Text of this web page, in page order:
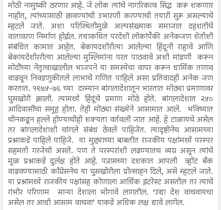
मोठी नामुष्की ठरणार आहे. जे लोक त्यांचे नागरिकत्व सिद्ध करू शकणार
नाहीत, त्यांच्यासाठी छावण्यांची उभारणी करण्याची तयारी सुरू असल्याचे
म्हटले जाते. अशा परिस्थितीमुळे अल्पसंख्याक समाजात दहशतीचे
वातावरण निर्माण होईल. तथाकथित परदेशी लोकांपैकी अनेकजण शेतीशी
संबंधित कामात आहेत. बेकायदशीरीत्या आलेल्या हिंदूनी राहावे आणि
बेकायदेशीररीत्या आलेल्या मुस्लिमांना परत पाठवावे अशी मांडणी करून
मोदींच्या नेतृत्वाखालील भाजपने या समस्येचा वापर करून धार्मिक तणाव
वाढवून निवडणुकीतले लाभाचे गणित पाहिले असा प्रतिवादही अनेक जण
करतात. १९७५-७६ च्या दरम्यान बांगलादेशातून भारतात मोठ्या प्रमाणावर
घुसखोरी झाली. त्यामध्ये हिंदूंचे प्रमाण मोठे होते. बांगलादेशात २५०
आदिवासींचा समूह होता. तेही मोठ्या संख्येने आसामात आले. भविष्यात
चीनकडून हल्ले होण्याचीही शक्यता वर्तवली जात आहे. हे टाळायचे असेल
तर बांगलादेशाशी चांगले संबंध ठेवले पाहिजेत. त्यादृष्टीनेच आसामच्या
प्रश्नाकडे पाहिले पाहिजे. या मुद्द्याच्या बाबतीत राजकीय पक्षांमध्ये परस्पर
सहमती गरजेची असते. पण ते परस्परांशी लढण्यातच व्यग्र असून त्यांचे
मूळ प्रश्नाकडे दुर्लक्ष होते आहे. पन्नासच्या दशकात आपली व्होट बँक
वाढवण्यासाठी काँग्रेसनेच या घुसखोरीला प्रोत्साहन दिले, असे म्हटले जाते.
या प्रश्नांमध्ये राजकीय पक्षांसह कोणाला आर्थिक इंटरेस्ट असतील तर त्याचे
गंभीर परिणाम साऱ्या देशाला भोगावे लागतील. ‘उद्या देश वाचवायचा
असेल तर आधी आसाम वाचवा’ याकडे अधिक लक्ष द्यावे लागेल.